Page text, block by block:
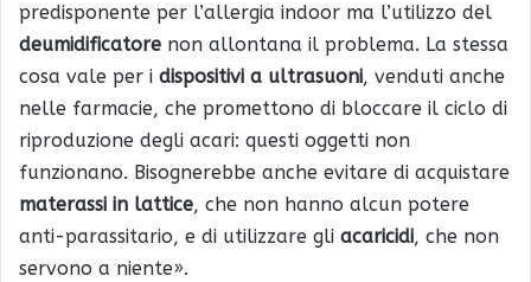
predisponente per l’allergia indoor ma l’utilizzo del
deumidificatore non allontana il problema. La stessa
cosa vale per i dispositivi a ultrasuoni, venduti anche
nelle farmacie, che promettono di bloccare il ciclo di
riproduzione degli acari: questi oggetti non
funzionano. Bisognerebbe anche evitare di acquistare
materassi in lattice, che non hanno alcun potere
anti-parassitario, e di utilizzare gli acaricidi, che non
servono a niente».